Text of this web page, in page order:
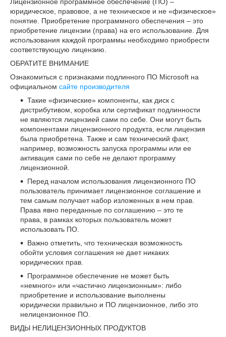
юридическое, правовое, а не техническое и не «физическое»
понятие. Приобретение программного обеспечения – это
приобретение лицензии (права) на его использование. Для
использования каждой программы необходимо приобрести
соответствующую лицензию.
ОБРАТИТЕ ВНИМАНИЕ
Ознакомиться с признаками подлинного ПО Microsoft на
официальном сайте производителя
Такие «физические» компоненты, как диск с
дистрибутивом, коробка или сертификат подлинности
не являются лицензией сами по себе. Они могут быть
компонентами лицензионного продукта, если лицензия
была приобретена. Также и сам технический факт,
например, возможность запуска программы или ее
активация сами по себе не делают программу
лицензионной.
Перед началом использования лицензионного ПО
пользователь принимает лицензионное соглашение и
тем самым получает набор изложенных в нем прав.
Права явно переданные по соглашению – это те
права, в рамках которых пользователь может
использовать ПО.
Важно отметить, что техническая возможность
обойти условия соглашения не дает никаких
юридических прав.
Программное обеспечение не может быть
«немного» или «частично лицензионным»: либо
приобретение и использование выполнены
юридически правильно и ПО лицензионное, либо это
нелицензионное ПО.
ВИДЫ НЕЛИЦЕНЗИОННЫХ ПРОДУКТОВ